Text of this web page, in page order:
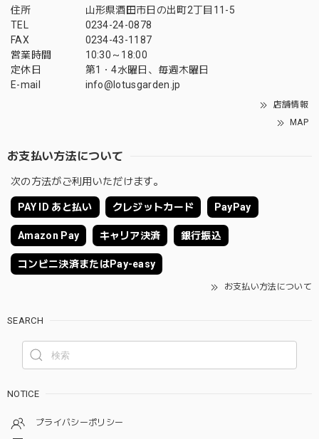
住所
山形県酒田市日の出町2丁目11-5
TEL
0234-24-0878
FAX
0234-43-1187
営業時間
10:30～18:00
定休日
第1・4水曜日、毎週木曜日
E-mail
info@lotusgarden.jp
店舗情報
MAP
お支払い方法について
次の方法がご利用いただけます。
PAY ID あと払い クレジットカード PayPay
Amazon Pay キャリア決済 銀行振込
コンビニ決済またはPay-easy
お支払い方法について
SEARCH
NOTICE
プライバシーポリシー